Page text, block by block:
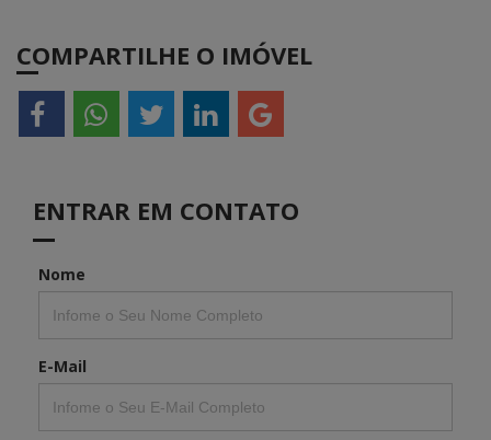
COMPARTILHE O IMÓVEL
ENTRAR EM CONTATO
Nome
E-Mail